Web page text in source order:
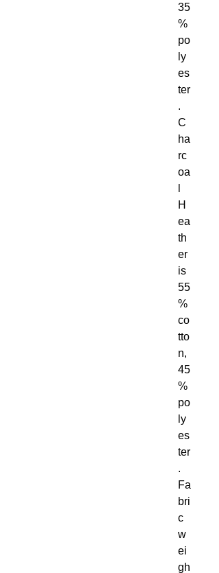
35
%
po
ly
es
ter
.
C
ha
rc
oa
H
ea
th
er
is
55
%
co
tto
n,
45
%
po
ly
es
ter
.
Fa
bri
c
w
ei
gh